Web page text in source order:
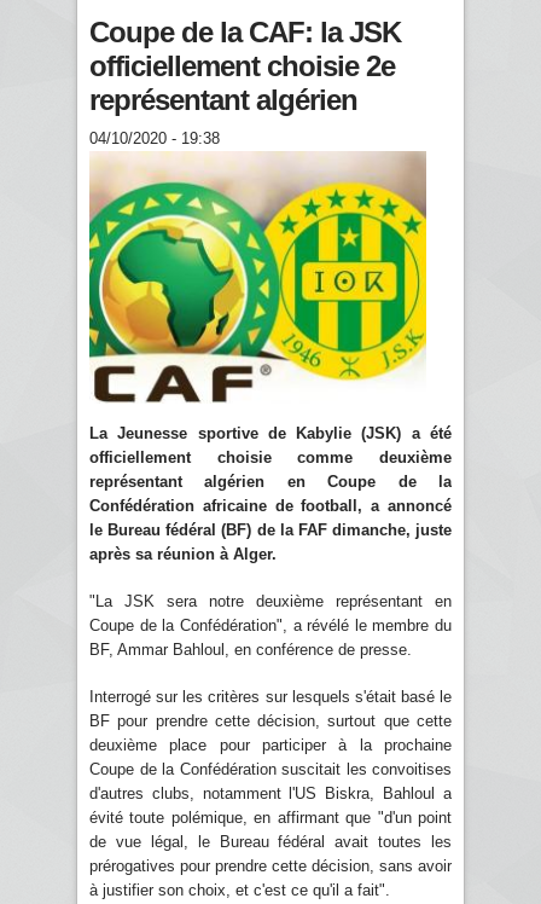
Coupe de la CAF: la JSK
officiellement choisie 2e
représentant algérien
04/10/2020 - 19:38
La Jeunesse sportive de Kabylie (JSK) a été
officiellement choisie comme deuxième
représentant algérien en Coupe de la
Confédération africaine de football, a annoncé
le Bureau fédéral (BF) de la FAF dimanche, juste
après sa réunion à Alger.
"La JSK sera notre deuxième représentant en
Coupe de la Confédération", a révélé le membre du
BF, Ammar Bahloul, en conférence de presse.
Interrogé sur les critères sur lesquels s'était basé le
BF pour prendre cette décision, surtout que cette
deuxième place pour participer à la prochaine
Coupe de la Confédération suscitait les convoitises
d'autres clubs, notamment l'US Biskra, Bahloul a
évité toute polémique, en affirmant que "d'un point
de vue légal, le Bureau fédéral avait toutes les
prérogatives pour prendre cette décision, sans avoir
à justifier son choix, et c'est ce qu'il a fait".